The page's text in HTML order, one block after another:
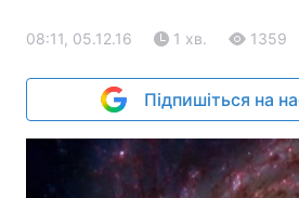
08:11, 05.12.16 1 хв. 1359
Підпишіться на